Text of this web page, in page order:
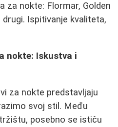
za nokte: Flormar, Golden
drugi. Ispitivanje kvaliteta,
nokte: Iskustva i
za nokte predstavljaju
svoj stil. Među
posebno se ističu